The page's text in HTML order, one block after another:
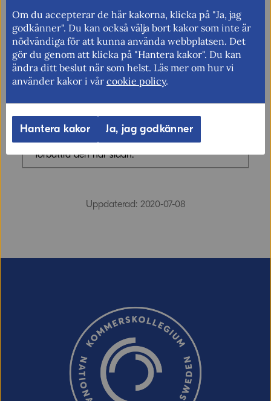
Mer information
Kommerskollegiums information om handeln och
corona
Fler nyheter
Berätta gärna vad vi kan göra för att
förbättra den här sidan.
Ordverifiering Uppdatera captcha
Uppdaterad: 2020-07-08
Om du accepterar de här kakorna, klicka på "Ja, jag
godkänner". Du kan också välja bort kakor som inte är
nödvändiga för att kunna använda webbplatsen. Det
gör du genom att klicka på "Hantera kakor". Du kan
ändra ditt beslut när som helst. Läs mer om hur vi
använder kakor i vår cookie policy.
Hantera kakor Ja, jag godkänner